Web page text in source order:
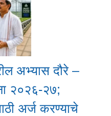
अभ्यास दौरे –
२०२६-२७;
अर्ज करण्याचे